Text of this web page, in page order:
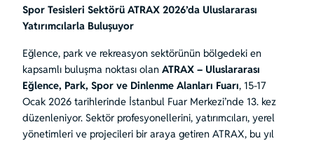
Spor Tesisleri Sektörü ATRAX 2026’da Uluslararası
Yatırımcılarla Buluşuyor
Eğlence, park ve rekreasyon sektörünün bölgedeki en
kapsamlı buluşma noktası olan ATRAX – Uluslararası
Eğlence, Park, Spor ve Dinlenme Alanları Fuarı, 15-17
Ocak 2026 tarihlerinde İstanbul Fuar Merkezi’nde 13. kez
düzenleniyor. Sektör profesyonellerini, yatırımcıları, yerel
yönetimleri ve projecileri bir araya getiren ATRAX, bu yıl